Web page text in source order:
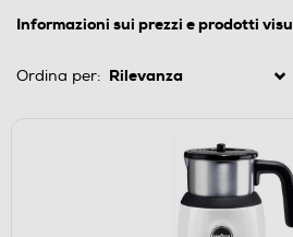
Informazioni sui prezzi e prodotti
Ordina per: